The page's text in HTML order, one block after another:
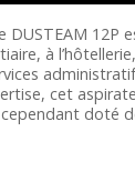
DUSTEAM 12P
à
cet
doté